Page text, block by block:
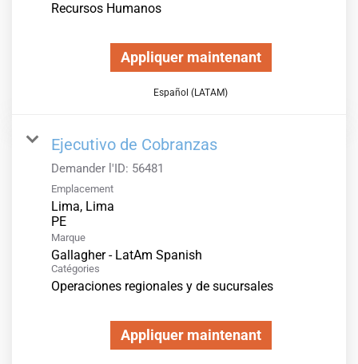
Recursos Humanos
Appliquer maintenant
Español (LATAM)
Ejecutivo de Cobranzas
Demander l'ID: 56481
Emplacement
Lima, Lima
Marque
Gallagher - LatAm Spanish
Catégories
Operaciones regionales y de sucursales
Appliquer maintenant